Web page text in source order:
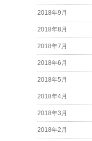
2018年9月
2018年8月
2018年7月
2018年6月
2018年5月
2018年4月
2018年3月
2018年2月